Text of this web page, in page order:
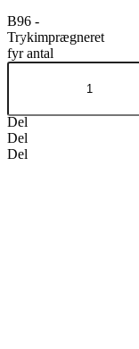
B96 -
Trykimprægneret
fyr antal
Del
Del
Del